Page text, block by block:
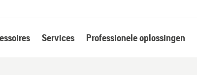
Services Professionele oplossingen